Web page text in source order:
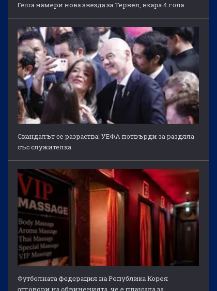
Геша намери нова звезда за Тервел, вкара 4 гола
Скандалът се разраства: УЕФА потвърди за раздяла
със служителка
Футболната федерация на Република Корея